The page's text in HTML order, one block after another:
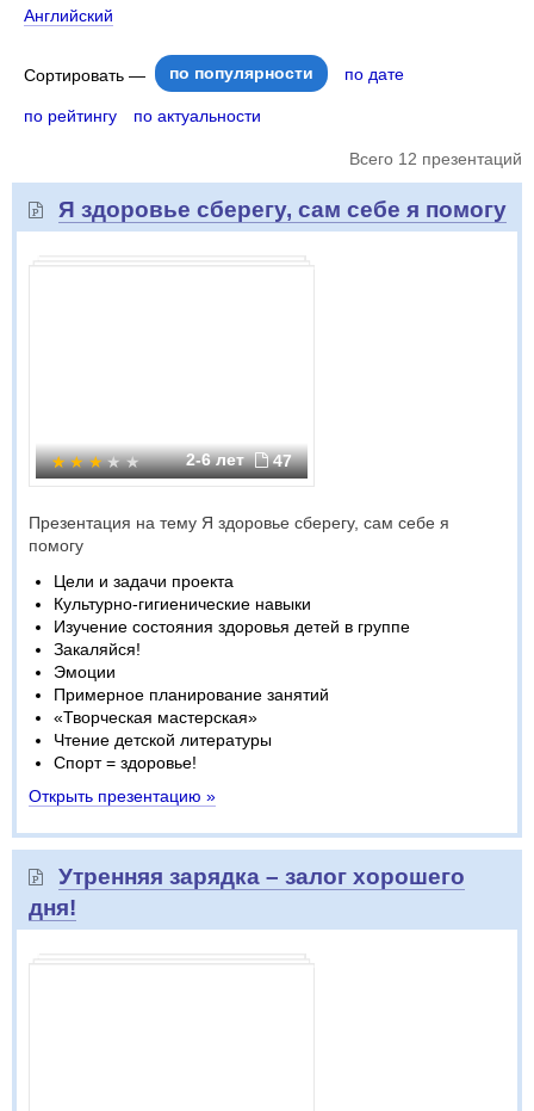
Английский
Сортировать — по популярности по дате
по рейтингу по актуальности
Всего 12 презентаций
Я здоровье сберегу, сам себе я помогу
2-6 лет 47
Презентация на тему Я здоровье сберегу, сам себе я
помогу
Цели и задачи проекта
Культурно-гигиенические навыки
Изучение состояния здоровья детей в группе
Закаляйся!
Эмоции
Примерное планирование занятий
«Творческая мастерская»
Чтение детской литературы
Спорт = здоровье!
Открыть презентацию »
Утренняя зарядка – залог хорошего
дня!